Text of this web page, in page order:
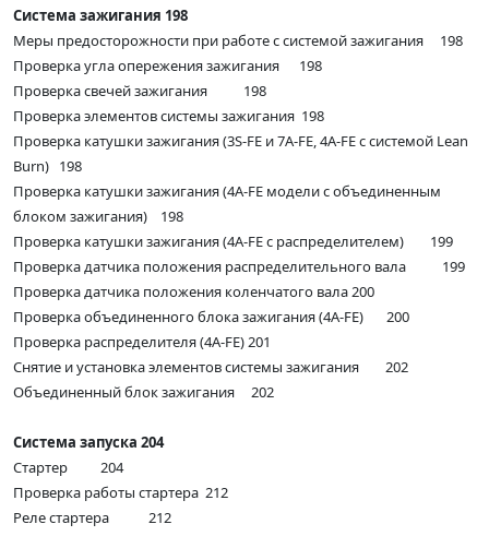
Система зажигания 198
Меры предосторожности при работе с системой зажигания 198
Проверка угла опережения зажигания 198
Проверка свечей зажигания 198
Проверка элементов системы зажигания 198
Проверка катушки зажигания (3S-FE и 7A-FE, 4A-FE с системой Lean
Burn) 198
Проверка катушки зажигания (4A-FE модели с объединенным
блоком зажигания) 198
Проверка катушки зажигания (4A-FE с распределителем) 199
Проверка датчика положения распределительного вала 199
Проверка датчика положения коленчатого вала 200
Проверка объединенного блока зажигания (4A-FE) 200
Проверка распределителя (4A-FE) 201
Снятие и установка элементов системы зажигания 202
Объединенный блок зажигания 202
Система запуска 204
Стартер 204
Проверка работы стартера 212
Реле стартера 212